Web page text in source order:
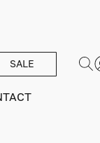
SALE